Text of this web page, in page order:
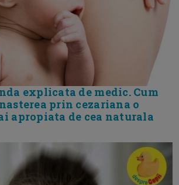
explicata de medic. Cum
prin cezariana o
apropiata de cea naturala